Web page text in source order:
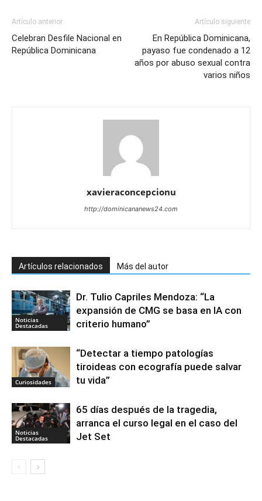
Artículo anterior
Celebran Desfile Nacional en
República Dominicana
Artículo siguiente
En República Dominicana,
payaso fue condenado a 12
años por abuso sexual contra
varios niños
xavieraconcepcionu
http://dominicananews24.com
Artículos relacionados Más del autor
Noticias
Destacadas
Dr. Tulio Capriles Mendoza: “La
expansión de CMG se basa en IA con
criterio humano”
Curiosidades
“Detectar a tiempo patologías
tiroideas con ecografía puede salvar
tu vida”
Noticias
Destacadas
65 días después de la tragedia,
arranca el curso legal en el caso del
Jet Set